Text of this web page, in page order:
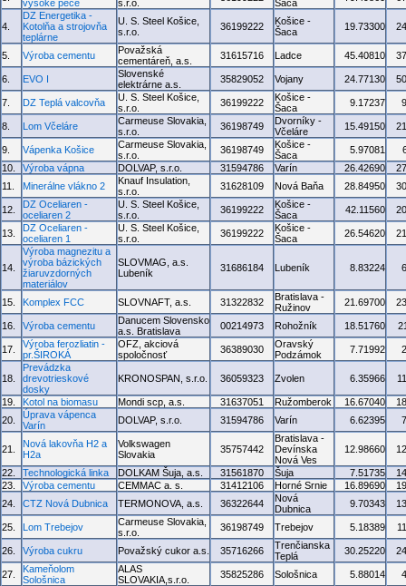
vysoké pece
s.r.o.
Šaca
4.
DZ Energetika -
Kotolňa a strojovňa
teplárne
U. S. Steel Košice,
s.r.o.
36199222
Košice -
Šaca
19.73300
5. Výroba cementu
Považská
cementáreň, a.s.
31615716 Ladce 45.40810
6. EVO I
Slovenské
elektrárne a.s.
35829052 Vojany 24.77130
7. DZ Teplá valcovňa
U. S. Steel Košice,
s.r.o.
36199222
Košice -
Šaca
9.17237
8. Lom Včeláre
Carmeuse Slovakia,
s.r.o.
36198749
Dvorníky -
Včeláre
15.49150
9. Vápenka Košice
Carmeuse Slovakia,
s.r.o.
36198749
Košice -
Šaca
5.97081
10.
Výroba vápna DOLVAP, s.r.o. 31594786 Varín 26.42690
11.
Minerálne vlákno 2
Knauf Insulation,
s.r.o.
31628109 Nová Baňa 28.84950
12.
DZ Oceliaren -
oceliaren 2
U. S. Steel Košice,
s.r.o.
36199222
Košice -
Šaca
42.11560
13.
DZ Oceliaren -
oceliaren 1
U. S. Steel Košice,
s.r.o.
36199222
Košice -
Šaca
26.54620
14.
Výroba magnezitu a
výroba bázických
žiaruvzdorných
materiálov
SLOVMAG, a.s.
Lubeník
31686184 Lubeník 8.83224
15. Komplex FCC SLOVNAFT, a.s. 31322832
Bratislava -
Ružinov
21.69700
16. Výroba cementu
Danucem Slovensko
a.s. Bratislava
00214973 Rohožník 18.51760
17.
Výroba ferozliatin -
pr.ŠIROKÁ
OFZ, akciová
spoločnosť
36389030
Oravský
Podzámok
7.71992
18.
Prevádzka
drevotrieskové
dosky
KRONOSPAN, s.r.o. 36059323 Zvolen 6.35966
19. Kotol na biomasu Mondi scp, a.s. 31637051 Ružomberok 16.67040
20.
Úprava vápenca
Varín
DOLVAP, s.r.o. 31594786 Varín 6.62395
21.
Nová lakovňa H2 a
H2a
Volkswagen
Slovakia
35757442
Bratislava -
Devínska
Nová Ves
12.98660
22. Technologická linka DOLKAM Šuja, a.s. 31561870 Šuja 7.51735
23.
Výroba cementu CEMMAC a. s. 31412106 Horné Srnie 16.89690
24.
CTZ Nová Dubnica TERMONOVA, a.s. 36322644
Nová
Dubnica
9.70343
25. Lom Trebejov
Carmeuse Slovakia,
s.r.o.
36198749 Trebejov 5.18389
26. Výroba cukru Považský cukor a.s. 35716266
Trenčianska
Teplá
30.25220
27.
Kameňolom
Sološnica
ALAS
SLOVAKIA,s.r.o.
35825286 Sološnica 5.88014